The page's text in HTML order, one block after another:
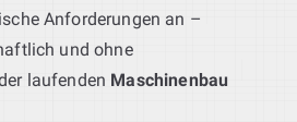
Anforderungen an –
und ohne
laufenden Maschinenbau